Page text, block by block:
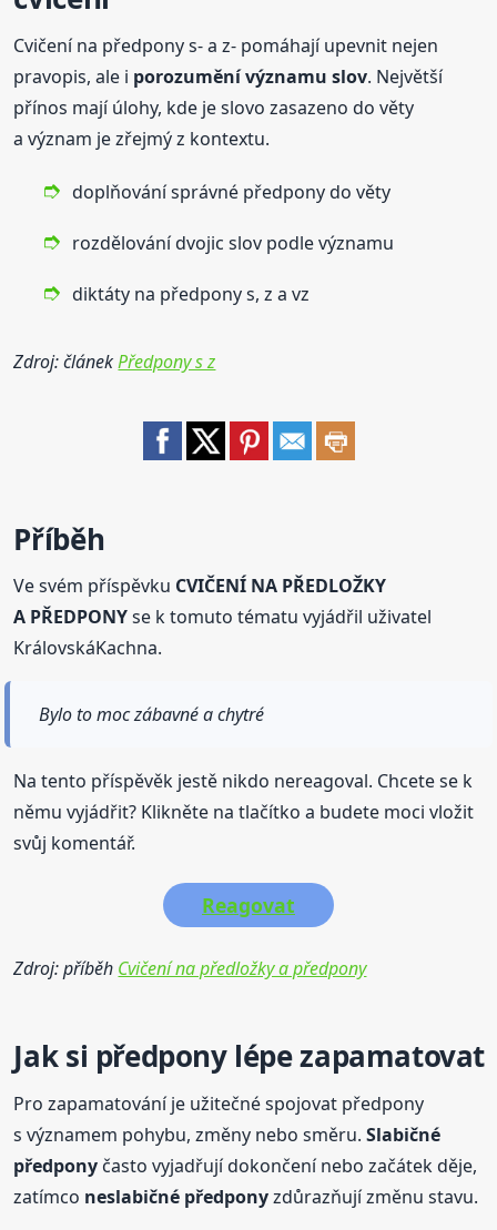
Cvičení na předpony s- a z- pomáhají upevnit nejen
pravopis, ale i porozumění významu slov. Největší
přínos mají úlohy, kde je slovo zasazeno do věty
a význam je zřejmý z kontextu.
doplňování správné předpony do věty
rozdělování dvojic slov podle významu
diktáty na předpony s, z a vz
Zdroj: článekPředpony s z
Příběh
Ve svém příspěvku CVIČENÍ NA PŘEDLOŽKY
A PŘEDPONYse k tomuto tématu vyjádřil uživatel
KrálovskáKachna.
Bylo to moc zábavné a chytré
Na tento příspěvěk jestě nikdo nereagoval. Chcete se k
němu vyjádřit? Klikněte na tlačítko a budete moci vložit
svůj komentář.
Reagovat
Zdroj: příběh Cvičení na předložky a předpony
Jak si předpony lépe zapamatovat
Pro zapamatování je užitečné spojovat předpony
s významem pohybu, změny nebo směru.Slabičné
předpony často vyjadřují dokončení nebo začátek děje,
zatímco neslabičné předponyzdůrazňují změnu stavu.